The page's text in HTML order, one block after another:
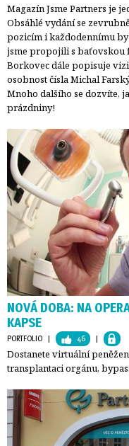
Magazín Jsme Partners je
Obsáhlé vydání se
pozicím i každodennímu
jsme propojili s baťovskou
Borkovec dále popisuje
osobnost čísla Michal
Mnoho dalšího se dozvíte,
prázdniny!
NOVÁ DOBA: NA
KAPSE
PORTFOLIO | 46 |
Dostanete virtuální
transplantaci orgánu,